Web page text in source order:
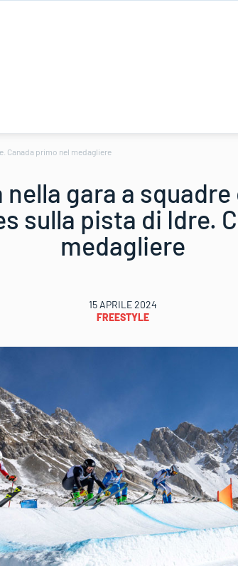
Canada primo nel medagliere
nella gara a
sulla pista di Idre.
medagliere
15 APRILE 2024
FREESTYLE